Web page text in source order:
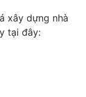
xây dựng nhà
tại đây: